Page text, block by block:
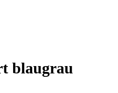
blaugrau